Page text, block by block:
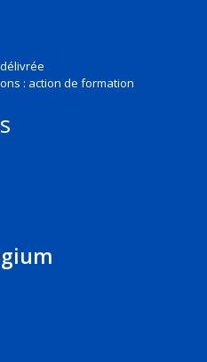
: action de formation